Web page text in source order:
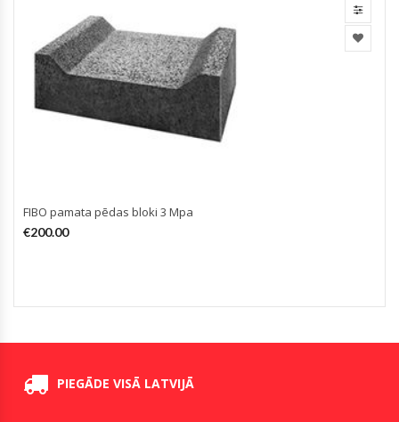
FIBO pamata pēdas bloki 3 Mpa
€200.00
PIEGĀDE VISĀ LATVIJĀ